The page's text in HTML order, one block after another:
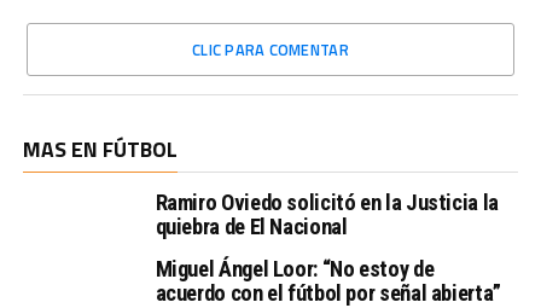
CLIC PARA COMENTAR
MAS EN FÚTBOL
Ramiro Oviedo solicitó en la Justicia la
quiebra de El Nacional
Miguel Ángel Loor: “No estoy de
acuerdo con el fútbol por señal abierta”